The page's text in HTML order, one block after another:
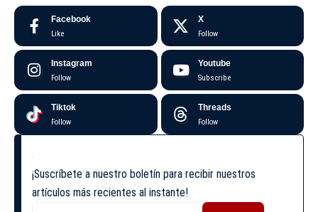
Facebook
Like
X
Follow
Instagram
Follow
Youtube
Subscribe
Tiktok
Follow
Threads
Follow
¡Suscríbete a nuestro boletín para recibir nuestros
artículos más recientes al instante!